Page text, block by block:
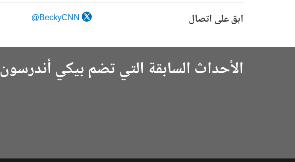
ابق على اتصال
الأحداث السابقة التي تضم بيكي أندرسون